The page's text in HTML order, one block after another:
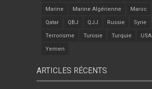
Marine Marine Algérienne Maroc
Qatar QBJ QJJ Russie Syrie
Terrorisme Tunisie Turquie USA
Yemen
ARTICLES RÉCENTS